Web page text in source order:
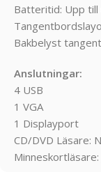
Batteritid: Upp till
Bakbelyst
Anslutningar:
4 USB
1 VGA
1 Displayport
CD/DVD Läsare:
Minneskortläsare: